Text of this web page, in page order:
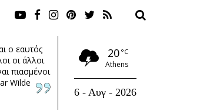
ο εαυτός
οι άλλοι
πιασμένοι
Wilde
20 °C
Athens
6 - Αυγ - 2026